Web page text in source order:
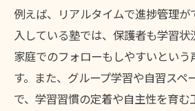
例えば、リアルタイムで進捗管理
入している塾では、保護者も学習状
家庭でのフォローもしやすいという
す。また、グループ学習や自習スペ
で、学習習慣の定着や自主性を育む